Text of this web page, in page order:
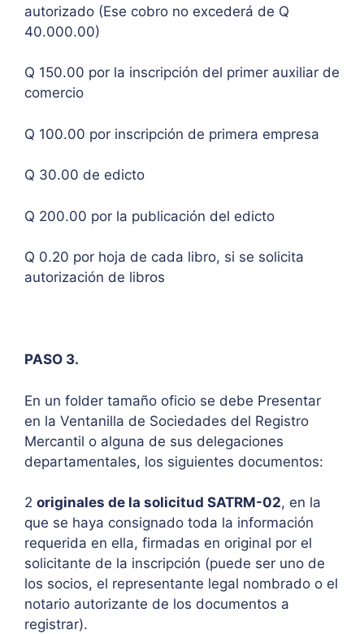
autorizado (Ese cobro no excederá de Q
40.000.00)
Q 150.00 por la inscripción del primer auxiliar de
comercio
Q 100.00 por inscripción de primera empresa
Q 30.00 de edicto
Q 200.00 por la publicación del edicto
Q 0.20 por hoja de cada libro, si se solicita
autorización de libros
PASO 3.
En un folder tamaño oficio se debe Presentar
en la Ventanilla de Sociedades del Registro
Mercantil o alguna de sus delegaciones
departamentales, los siguientes documentos:
2 originales de la solicitud SATRM-02, en la
que se haya consignado toda la información
requerida en ella, firmadas en original por el
solicitante de la inscripción (puede ser uno de
los socios, el representante legal nombrado o el
notario autorizante de los documentos a
registrar).